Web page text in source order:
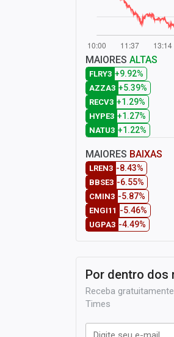
MAIORES ALTAS
FLRY3 +9.92%
AZZA3 +5.39%
RECV3 +1.29%
HYPE3 +1.27%
NATU3 +1.22%
MAIORES BAIXAS
LREN3 -8.43%
BBSE3 -6.55%
CMIN3 -5.87%
ENGI11 -5.46%
UGPA3 -4.49%
Por dentro dos
Receba
Times